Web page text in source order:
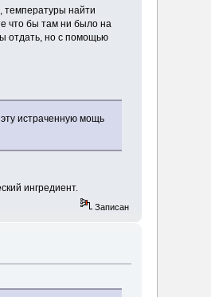
температуры найти
что бы там ни было на
отдать, но с помощью
истраченную мощь
ингредиент.
Записан